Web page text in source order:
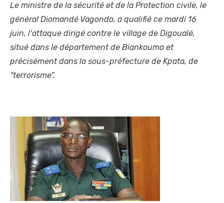
Le ministre de la sécurité et de la Protection civile, le
général Diomandé Vagondo, a qualifié ce mardi 16
juin, l’attaque dirigé contre le village de Digoualé,
situé dans le département de Biankouma et
précisément dans la sous-préfecture de Kpata, de
“terrorisme”.